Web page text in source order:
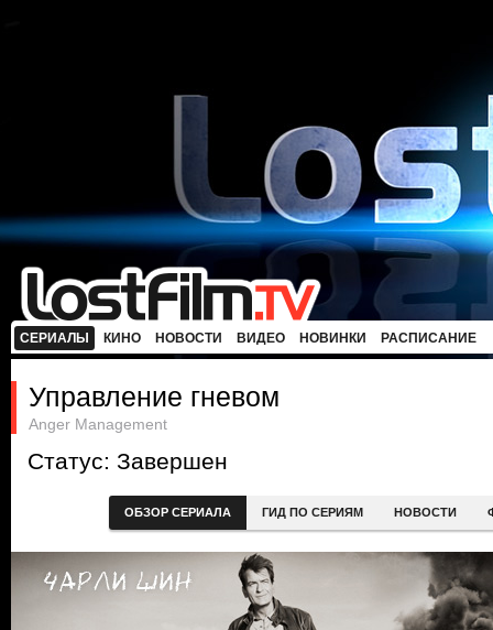
СЕРИАЛЫ КИНО НОВОСТИ ВИДЕО НОВИНКИ РАСПИСАНИЕ
Управление гневом
Anger Management
Статус: Завершен
ОБЗОР СЕРИАЛА ГИД ПО СЕРИЯМ НОВОСТИ